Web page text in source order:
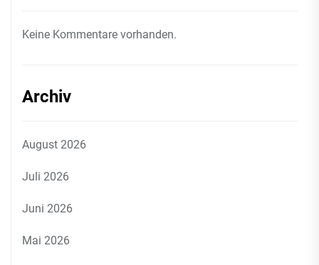
Keine Kommentare vorhanden.
Archiv
August 2026
Juli 2026
Juni 2026
Mai 2026